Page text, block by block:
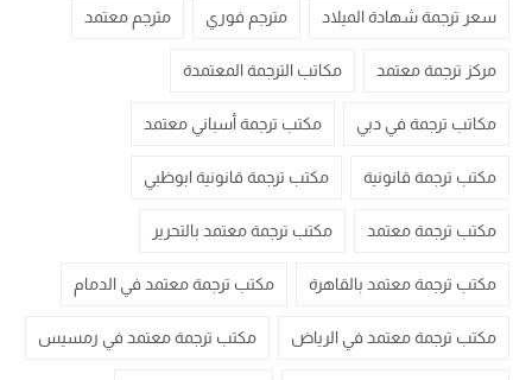
سعر ترجمة شهادة الميلاد مترجم فوري مترجم معتمد
مركز ترجمة معتمد مكاتب الترجمة المعتمدة
مكاتب ترجمة في دبي مكتب ترجمة أسباني معتمد
مكتب ترجمة قانونية مكتب ترجمة قانونية ابوظبي
مكتب ترجمة معتمد مكتب ترجمة معتمد بالتحرير
مكتب ترجمة معتمد بالقاهرة مكتب ترجمة معتمد في الدمام
مكتب ترجمة معتمد في الرياض مكتب ترجمة معتمد في رمسيس